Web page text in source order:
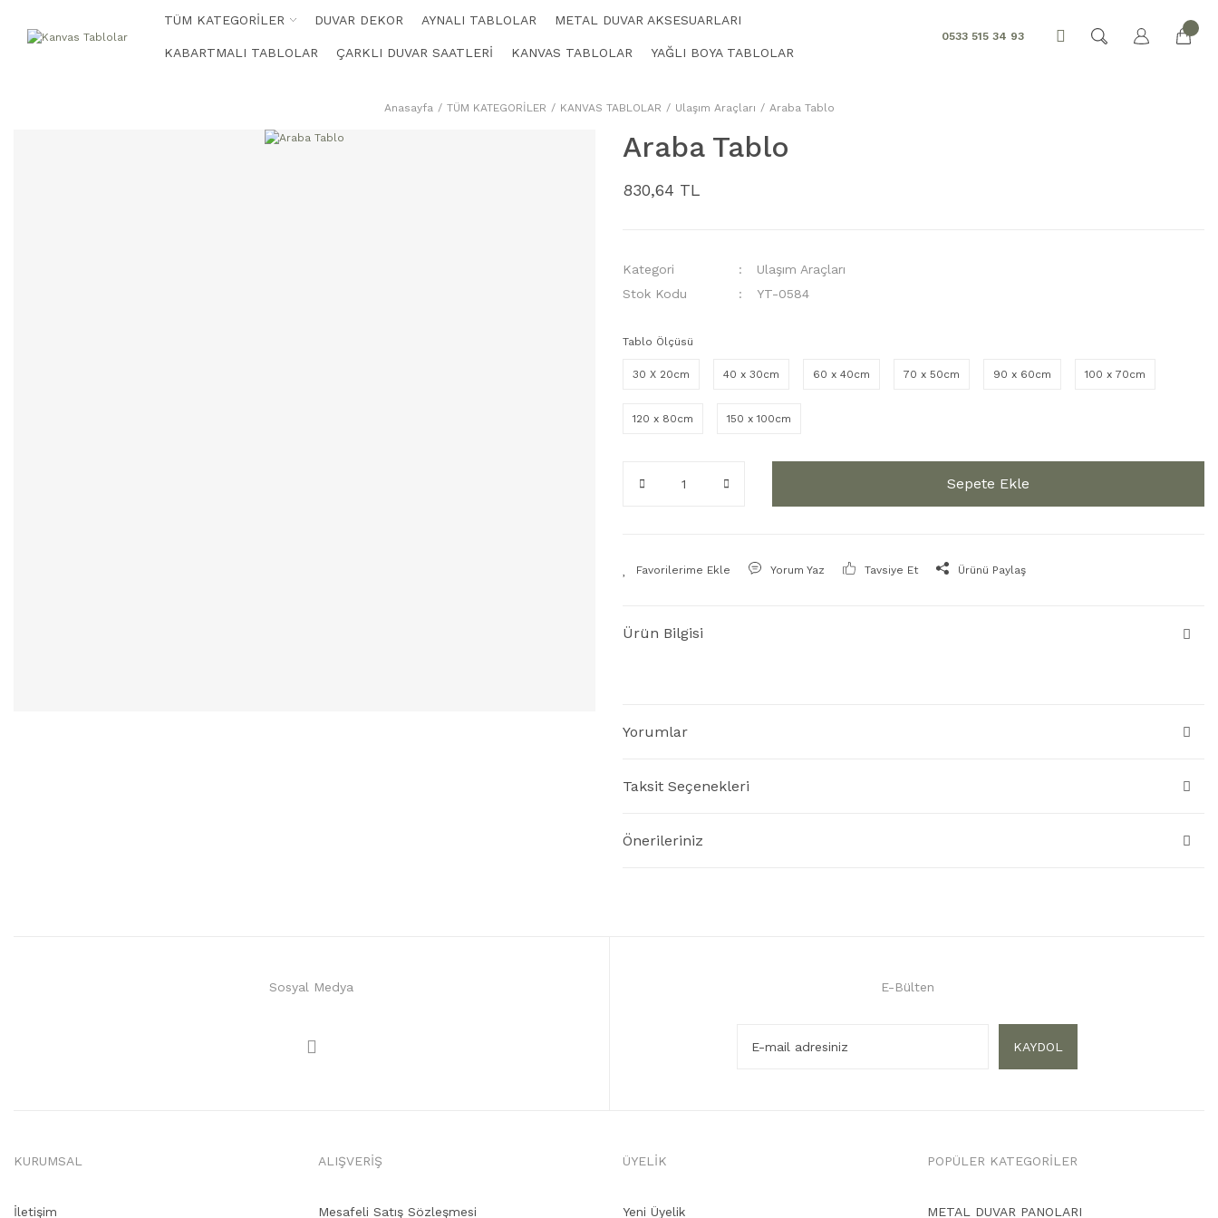
TÜM KATEGORİLER DUVAR DEKOR AYNALI TABLOLAR METAL DUVAR AKSESUARLARI
KABARTMALI TABLOLAR ÇARKLI DUVAR SAATLERİ KANVAS TABLOLAR YAĞLI BOYA TABLOLAR
0533 515 34 93
Anasayfa TÜM KATEGORİLER KANVAS TABLOLAR Ulaşım Araçları Araba Tablo
Araba Tablo
830,64 TL
Kategori
Ulaşım Araçları
Stok Kodu
YT-0584
Tablo Ölçüsü
30 X 20cm 40 x 30cm 60 x 40cm 70 x 50cm 90 x 60cm 100 x 70cm
120 x 80cm 150 x 100cm
Sepete Ekle
Yorum Yaz Tavsiye Et Ürünü Paylaş
Ürün Bilgisi
Yorumlar
Taksit Seçenekleri
Önerileriniz
Sosyal Medya E-Bülten
KAYDOL
KURUMSAL
İletişim
ALIŞVERİŞ
Mesafeli Satış Sözleşmesi
ÜYELİK
Yeni Üyelik
POPÜLER KATEGORİLER
METAL DUVAR PANOLARI